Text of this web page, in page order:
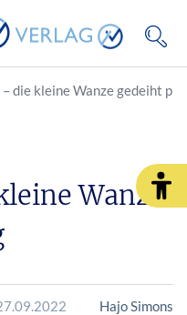
– die kleine Wanze gedeiht
Wanze
Hajo Simons